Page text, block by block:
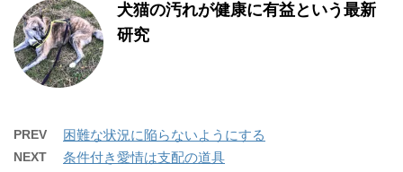
犬猫の汚れが健康に有益という最新
研究
PREV 困難な状況に陥らないようにする
NEXT 条件付き愛情は支配の道具